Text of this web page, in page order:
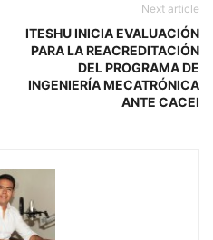
Next article
ITESHU INICIA EVALUACIÓN
PARA LA REACREDITACIÓN
DEL PROGRAMA DE
INGENIERÍA MECATRÓNICA
ANTE CACEI